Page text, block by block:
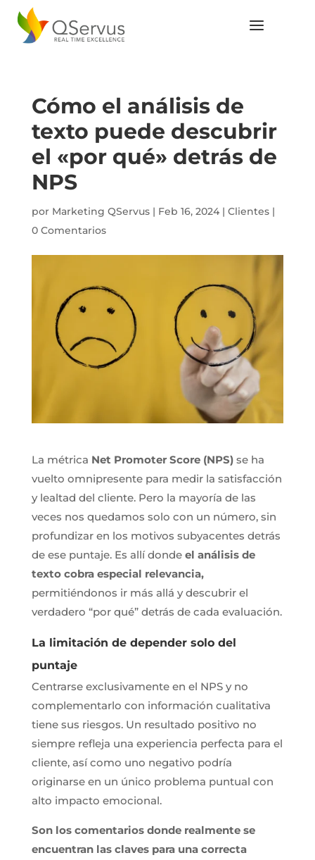
Cómo el análisis de
texto puede descubrir
el «por qué» detrás de
NPS
por Marketing QServus| Feb 16, 2024| Clientes|
0 Comentarios
La métrica Net Promoter Score (NPS)se ha
vuelto omnipresente para medir la satisfacción
y lealtad del cliente. Pero la mayoría de las
veces nos quedamos solo con un número, sin
profundizar en los motivos subyacentes detrás
de ese puntaje. Es allí donde el análisis de
texto cobra especial relevancia,
permitiéndonos ir más allá y descubrir el
verdadero “por qué” detrás de cada evaluación.
La limitación de depender solo del
puntaje
Centrarse exclusivamente en el NPS y no
complementarlo con información cualitativa
tiene sus riesgos. Un resultado positivo no
siempre refleja una experiencia perfecta para el
cliente, así como uno negativo podría
originarse en un único problema puntual con
alto impacto emocional.
Son los comentarios donde realmente se
encuentran las claves para una correcta